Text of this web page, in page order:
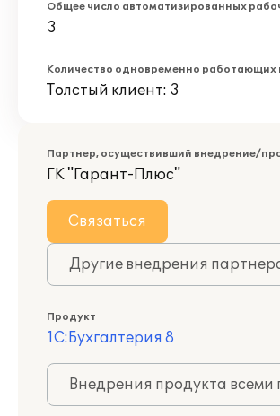
Общее число автоматизированных
3
Количество одновременно работающих
Толстый клиент: 3
Партнер, осуществивший внедрение/
ГК "Гарант-Плюс"
Связаться
Другие внедрения
Продукт
1С:Бухгалтерия 8
Внедрения продукта